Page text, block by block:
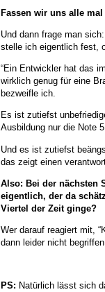
Fassen wir uns alle
Und dann frage man
stelle ich eigentlich fest,
“Ein Entwickler hat das
wirklich genug für eine
bezweifle ich.
Es ist zutiefst
Ausbildung nur die Note
Und es ist zutiefst
das zeigt einen
Also: Bei der nächsten
eigentlich, der da
Viertel der Zeit ginge?
Wer darauf reagiert mit,
dann leider nicht
PS: Natürlich lässt sich